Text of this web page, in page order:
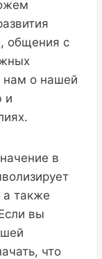
общения с
нам о нашей
и
в
а также
вы
что